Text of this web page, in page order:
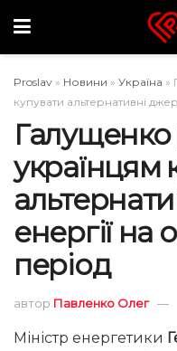
Proslav » Новини » Україна »
купувати альтернативні
Галущенко
українцям
енергії
період
автор Павленко Олег
Міністр енергетики